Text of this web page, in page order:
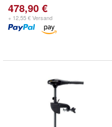
478,90 €
+ 12,55 € Versand